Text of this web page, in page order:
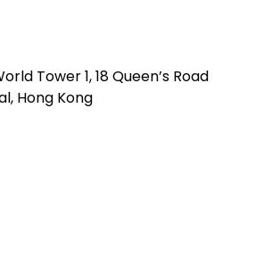
Tower 1, 18 Queen’s Road
Hong Kong